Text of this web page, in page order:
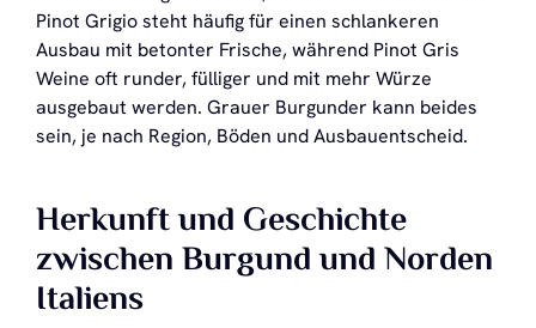
Pinot Grigio steht häufig für einen schlankeren
Ausbau mit betonter Frische, während Pinot Gris
Weine oft runder, fülliger und mit mehr Würze
ausgebaut werden. Grauer Burgunder kann beides
sein, je nach Region, Böden und Ausbauentscheid.
Herkunft und Geschichte
zwischen Burgund und Norden
Italiens